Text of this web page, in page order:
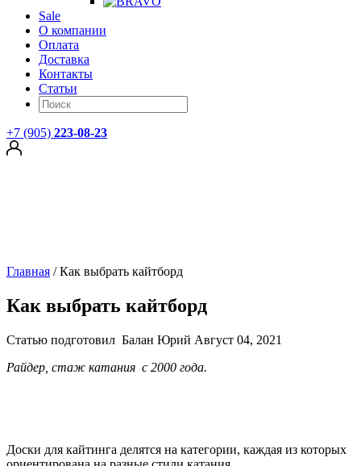
Sale
О компании
Оплата
Доставка
Контакты
Статьи
+7 (905) 223-08-23
Главная /Как выбрать кайтборд
Как выбрать кайтборд
Статью подготовил Балан Юрий Август 04, 2021
Райдер, стаж катания с 2000 года.
Доски для кайтинга делятся на категории, каждая из которых